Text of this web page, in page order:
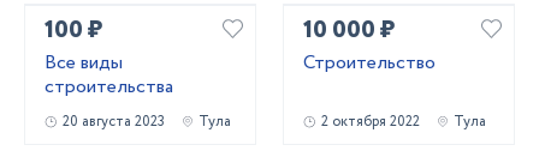
100 ₽
Все виды
строительства
20 августа 2023 Тула
10 000 ₽
Строительство
2 октября 2022 Тула